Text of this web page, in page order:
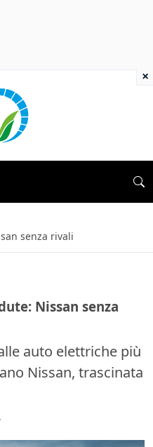
senza rivali
Nissan senza
auto elettriche più
Nissan, trascinata
×